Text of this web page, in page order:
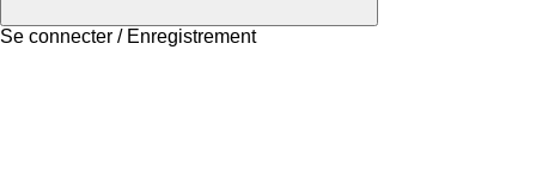
Se connecter / Enregistrement